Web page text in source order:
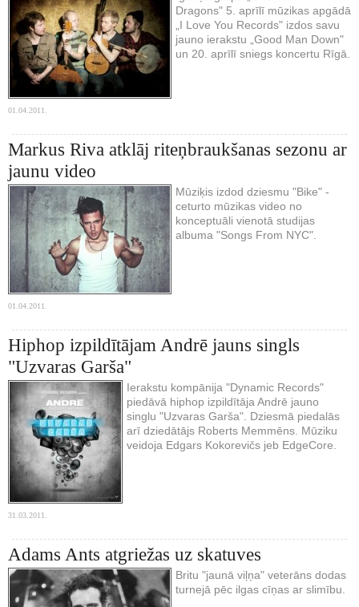
Dragons" 5. aprīlī mūzikas apgādā
„I Love You Records" izdos savu
jauno ierakstu „Good Man Down"
un 20. aprīlī sniegs koncertu Rīgā.
01.04.2011.
Markus Riva atklāj riteņbraukšanas sezonu ar
jaunu video
Mūziķis izdod dziesmu "Bike" -
ceturto mūzikas video no
konceptuāli vienotā studijas
albuma "Songs From NYC".
01.04.2011.
Hiphop izpildītājam Andrē jauns singls
"Uzvaras Garša"
Ierakstu kompānija "Dynamic Records"
piedāvā hiphop izpildītāja Andrē jauno
singlu "Uzvaras Garša". Dziesmā piedalās
arī dziedātājs Roberts Memmēns. Mūziku
veidoja Edgars Kokorevičs jeb EdgeCore.
31.03.2011.
Adams Ants atgriežas uz skatuves
Britu "jaunā viļņa" veterāns dodas
turnejā pēc ilgas cīņas ar slimību.